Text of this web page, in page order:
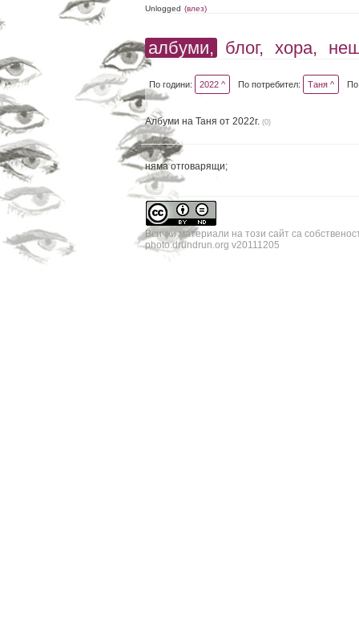
Unlogged (влез)
албуми, блог, хора,
По години: 2022 ^ По потребител: Таня ^
Албуми на Таня от 2022г. (0)
няма отговарящи;
Всички материали на този сайт са
photo.drundrun.org v20111205